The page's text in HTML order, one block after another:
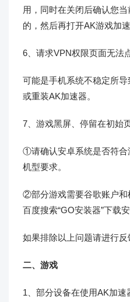
用，同时在关闭后确认您
的，然后再打开AK游戏加
6、请求VPN权限页面无法
可能是手机系统不稳定所
或重装AK加速器。
7、游戏黑屏、停留在初始
①请确认安卓系统是否符合
机型要求。
②部分游戏需要谷歌账户和
百度搜索“GO安装器”下载安
如果排除以上问题请进行反
二、游戏
1、部分设备在使用AK加